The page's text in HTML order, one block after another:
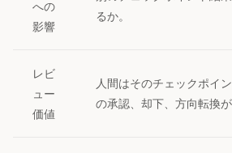
への
影響
るか。
レビ
ュー
価値
人間はそのチェックポイ
の承認、却下、方向転換が